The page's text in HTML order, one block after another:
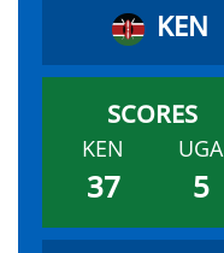
KEN
KEN UGA
37 5